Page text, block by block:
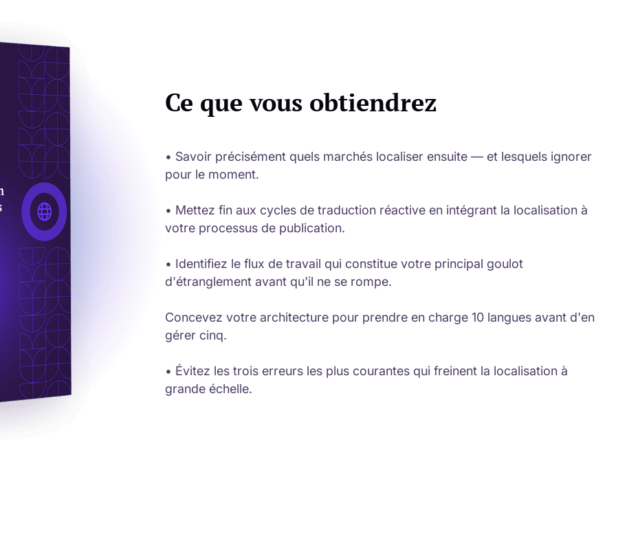
Ce que vous obtiendrez
• Savoir précisément quels marchés localiser ensuite — et lesquels ignorer
pour le moment.
• Mettez fin aux cycles de traduction réactive en intégrant la localisation à
votre processus de publication.
• Identifiez le flux de travail qui constitue votre principal goulot
d'étranglement avant qu'il ne se rompe.
Concevez votre architecture pour prendre en charge 10 langues avant d'en
gérer cinq.
• Évitez les trois erreurs les plus courantes qui freinent la localisation à
grande échelle.